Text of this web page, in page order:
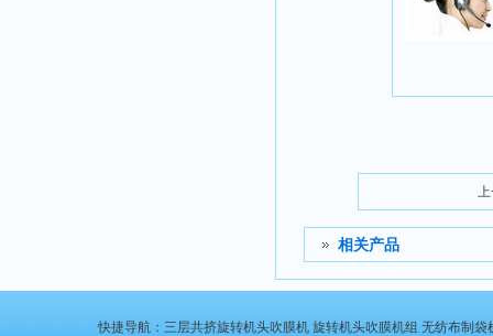
相关产品
快捷导航： 三层共挤旋转机头吹膜机 旋转机头吹膜机组 无纺布制袋